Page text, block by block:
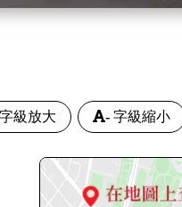
字級放大 - 字級縮小